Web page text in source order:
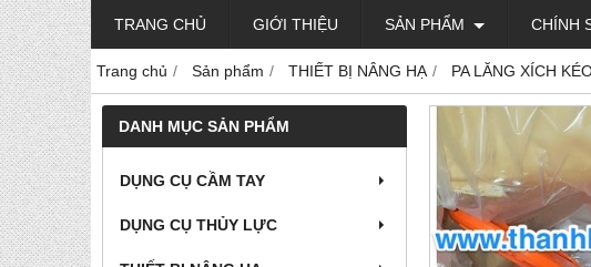
TRANG CHỦ GIỚI THIỆU SẢN PHẨM CHÍNH
Trang chủ Sản phẩm THIẾT BỊ NÂNG HẠ PA LĂNG XÍCH
DANH MỤC SẢN PHẨM
DỤNG CỤ CẦM TAY
DỤNG CỤ THỦY LỰC